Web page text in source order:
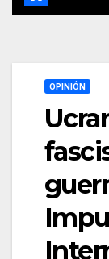
OPINIÓN